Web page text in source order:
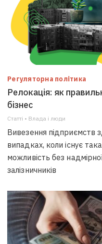
Регуляторна політика
Релокація: як
бізнес
Статті • Влада i люди
Вивезення підприємств
випадках, коли існує
можливість без
залізничників